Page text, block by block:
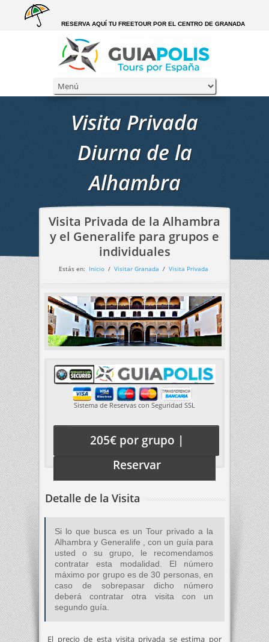
RESERVA AQUÍ TU FREETOUR POR EL CENTRO DE GRANADA
Visita Privada
Diurna de la
Alhambra
Visita Privada de la Alhambra
y el Generalife para grupos e
individuales
Estás en: Inicio / Visitar Granada / Visita Privada
Sistema de Reservas con Seguridad SSL
205€ por grupo |
Reservar
Detalle de la Visita
Si lo que busca es un Tour privado a la
Alhambra y Generalife , con un guía para
usted o su grupo, le recomendamos
contratar esta modalidad. El número
máximo por grupo es de 30 personas, en
caso de sobrepasar dicho número
deberá contratar otra visita con un
segundo guía.
El precio de esta visita privada se estima por